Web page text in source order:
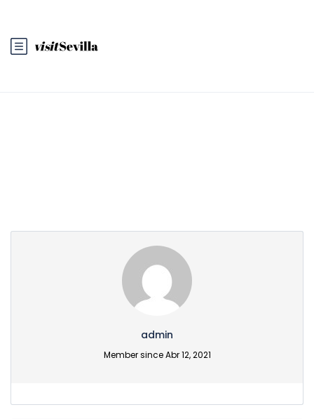
admin
Member since Abr 12, 2021